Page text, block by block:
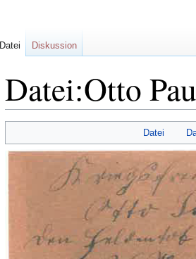
Datei:Otto
Navigation
springen
Suche
springen
Datei
Datei Diskussion